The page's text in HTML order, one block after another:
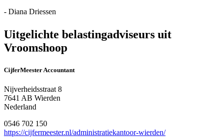
- Diana Driessen
Uitgelichte belastingadviseurs uit
Vroomshoop
CijferMeester Accountant
Nijverheidsstraat 8
7641 AB Wierden
Nederland
0546 702 150
https://cijfermeester.nl/administratiekantoor-wierden/